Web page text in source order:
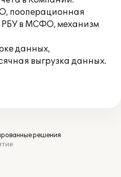
пооперационная
РБУ в МСФО, механизм
данных,
выгрузка данных.
решения